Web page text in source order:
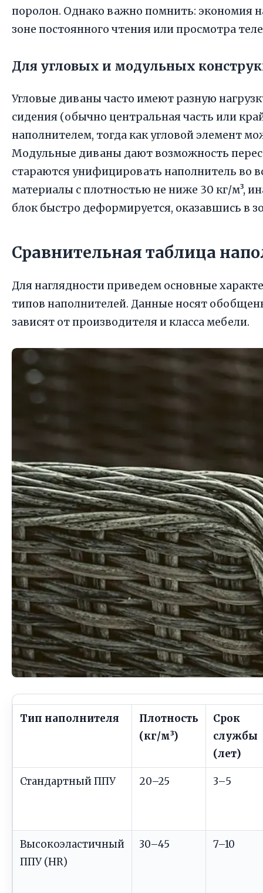
поролон. Однако важно помнить: экономия
зоне постоянного чтения или просмотра
Для угловых и модульных
Угловые диваны часто имеют разную
сидения (обычно центральная часть или
наполнителем, тогда как угловой элемент
Модульные диваны дают возможность
стараются унифицировать наполнитель во
материалы с плотностью не ниже 30 кг/м³,
блок быстро деформируется, оказавшись в
Сравнительная таблица
Для наглядности приведем основные
типов наполнителей. Данные носят
зависят от производителя и класса мебели.
Тип наполнителя
Плотность
(кг/м³)
Срок
службы
(лет)
Стандартный ППУ 20–25 3–5
Высокоэластичный
ППУ (HR)
30–45 7–10